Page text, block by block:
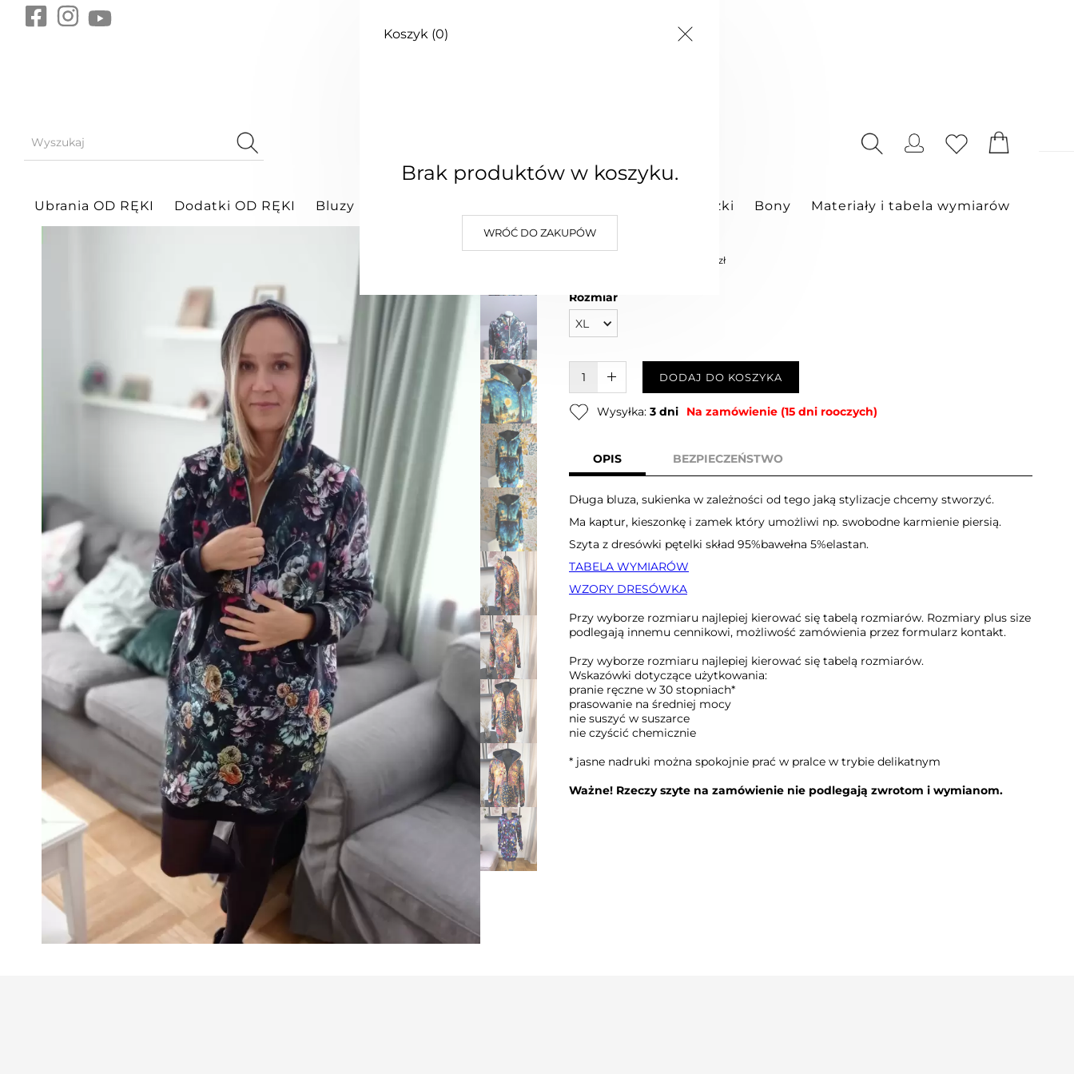
Ubrania OD RĘKI Dodatki OD RĘKI Bluzy Bluzki Bony Materiały i tabela wymiarów
Koszyk (0)
Brak produktów w koszyku.
WRÓĆ DO ZAKUPÓW250,00 zł
Najniższa cena z 30 dni: 250,00 zł
Rozmiar
XL
W KOSZYKU :)DODAJ DO KOSZYKA
Wysyłka: 3 dni Na zamówienie (15 dni rooczych)
OPIS BEZPIECZEŃSTWO
Długa bluza, sukienka w zależności od tego jaką stylizacje chcemy stworzyć.
Ma kaptur, kieszonkę i zamek który umożliwi np. swobodne karmienie piersią.
Szyta z dresówki pętelki skład 95%bawełna 5%elastan.
TABELA WYMIARÓW
WZORY DRESÓWKA
Przy wyborze rozmiaru najlepiej kierować się tabelą rozmiarów. Rozmiary plus size
podlegają innemu cennikowi, możliwość zamówienia przez formularz kontakt.
Przy wyborze rozmiaru najlepiej kierować się tabelą rozmiarów.
Wskazówki dotyczące użytkowania:
pranie ręczne w 30 stopniach*
prasowanie na średniej mocy
nie suszyć w suszarce
nie czyścić chemicznie
* jasne nadruki można spokojnie prać w pralce w trybie delikatnym
Ważne! Rzeczy szyte na zamówienie nie podlegają zwrotom i wymianom.